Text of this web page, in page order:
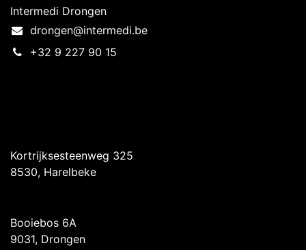
Intermedi Drongen
drongen@intermedi.be
+32 9 227 90 15
Kortrijksesteenweg 325
8530, Harelbeke
Booiebos 6A
9031, Drongen